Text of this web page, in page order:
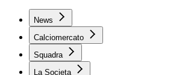
News
Calciomercato
Squadra
La Societa